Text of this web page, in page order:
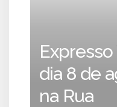
dia 8 de
na Rua